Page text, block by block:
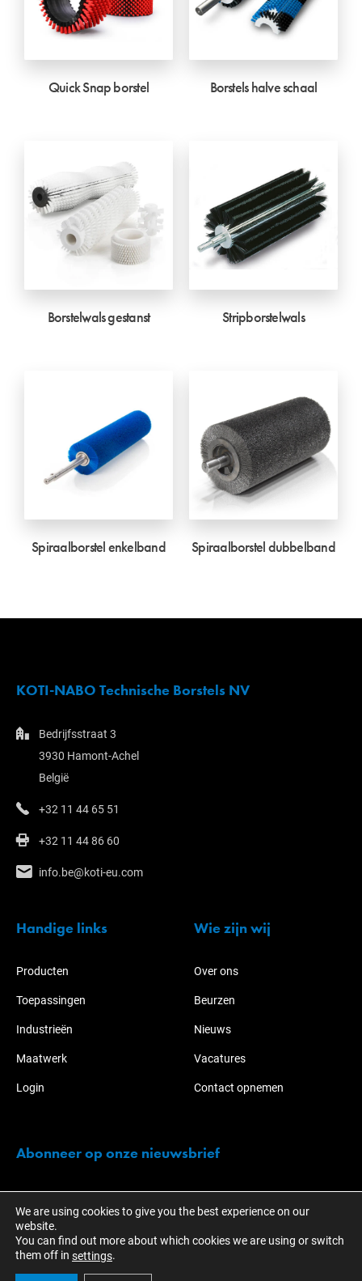
Quick Snap borstel Borstels halve schaal
Borstelwals gestanst Stripborstelwals
Spiraalborstel enkelband Spiraalborstel dubbelband
KOTI-NABO Technische Borstels NV
Bedrijfsstraat 3
3930 Hamont-Achel
België
+32 11 44 65 51
+32 11 44 86 60
info.be@koti-eu.com
Handige links
Producten
Toepassingen
Industrieën
Maatwerk
Login
Wie zijn wij
Over ons
Beurzen
Nieuws
Vacatures
Contact opnemen
Abonneer op onze nieuwsbrief
Blijf op de hoogte van de acties en ontwikkelingen over KOTI-
NABO.
We are using cookies to give you the best experience on our
website.
You can find out more about which cookies we are using or switch
them off in settings.